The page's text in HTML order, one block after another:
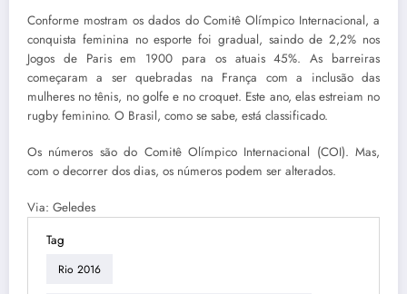
Conforme mostram os dados do Comitê Olímpico Internacional, a
conquista feminina no esporte foi gradual, saindo de 2,2% nos
Jogos de Paris em 1900 para os atuais 45%. As barreiras
começaram a ser quebradas na França com a inclusão das
mulheres no tênis, no golfe e no croquet. Este ano, elas estreiam no
rugby feminino. O Brasil, como se sabe, está classificado.
Os números são do Comitê Olímpico Internacional (COI). Mas,
com o decorrer dos dias, os números podem ser alterados.
Via: Geledes
Tag
Rio 2016